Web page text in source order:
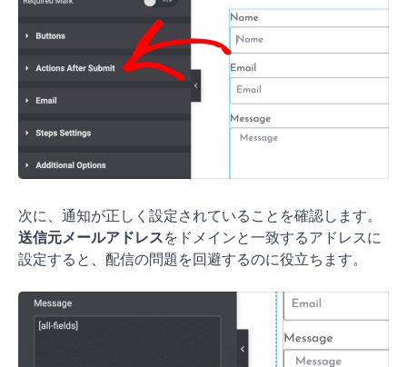
次に、通知が正しく設定されていることを確認します。
送信元メールアドレスをドメインと一致するアドレスに
設定すると、配信の問題を回避するのに役立ちます。